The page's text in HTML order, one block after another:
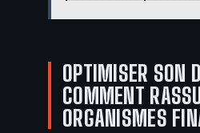
OPTIMISER SON
COMMENT
ORGANISMES